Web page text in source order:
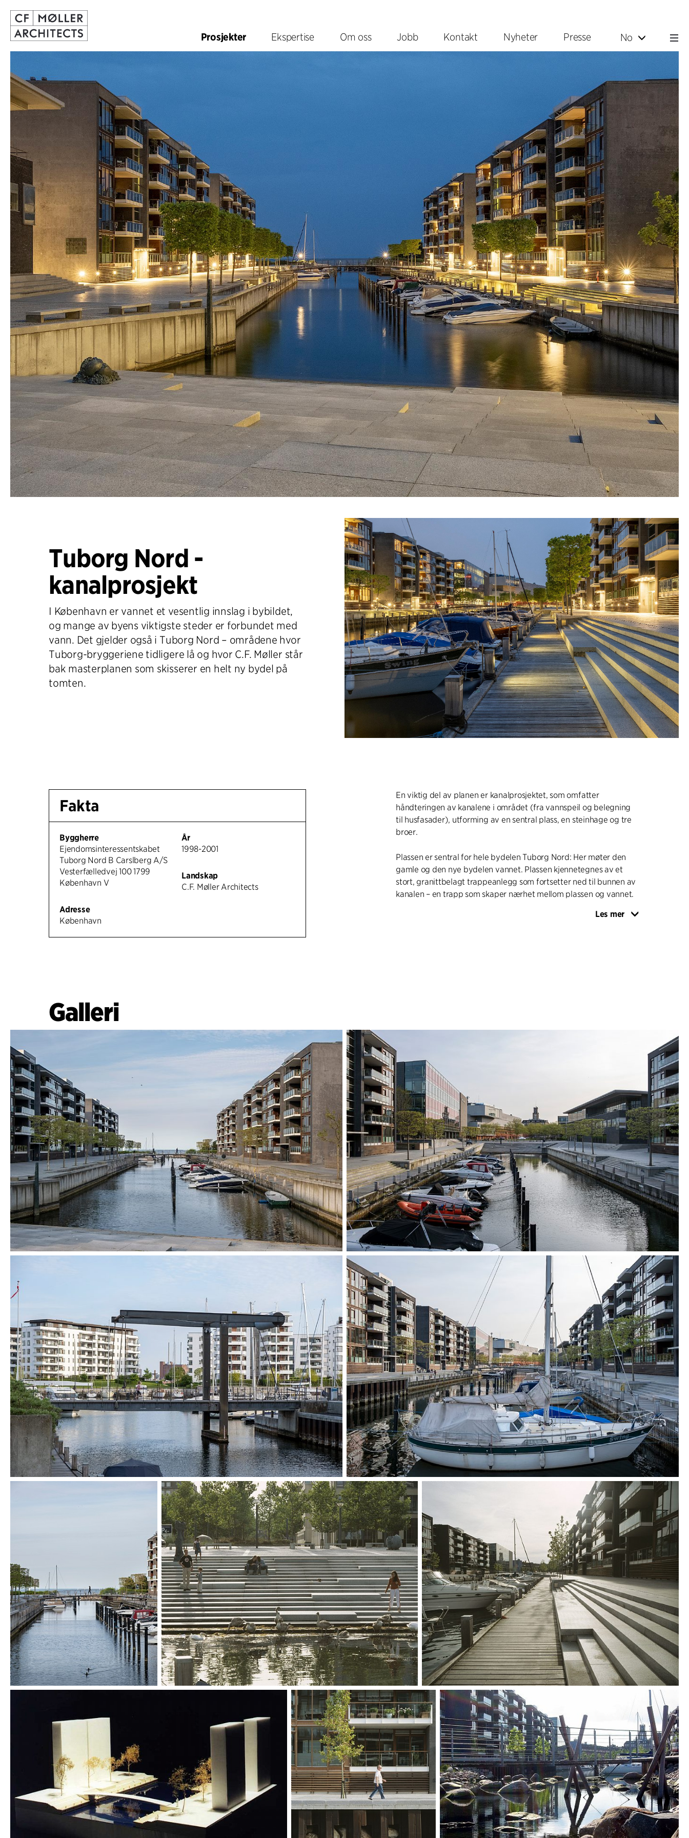
Prosjekter Ekspertise Om oss Jobb Kontakt Nyheter Presse No
Tuborg Nord -
kanalprosjekt
I København er vannet et vesentlig innslag i bybildet,
og mange av byens viktigste steder er forbundet med
vann. Det gjelder også i Tuborg Nord – områdene hvor
Tuborg-bryggeriene tidligere lå og hvor C.F. Møller står
bak masterplanen som skisserer en helt ny bydel på
tomten.
Fakta
Byggherre
Ejendomsinteressentskabet
Tuborg Nord B Carslberg A/S
Vesterfælledvej 100 1799
København V
Adresse
København
År
1998-2001
Landskap
C.F. Møller Architects
En viktig del av planen er kanalprosjektet, som omfatter
håndteringen av kanalene i området (fra vannspeil og belegning
til husfasader), utforming av en sentral plass, en steinhage og tre
broer.
Plassen er sentral for hele bydelen Tuborg Nord: Her møter den
gamle og den nye bydelen vannet. Plassen kjennetegnes av et
stort, granittbelagt trappeanlegg som fortsetter ned til bunnen av
kanalen – en trapp som skaper nærhet mellom plassen og vannet.
Steinhagen er et opplevelses- og lekerom som skaper et møte
områder og at boligene rundt skal ha kontakt med vannet. På den
måten får både byen, bydelen og boligene glede av vannets løp
gjennom byen.
Les mer
Galleri